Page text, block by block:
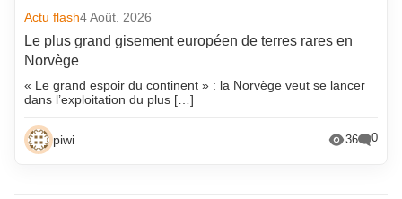
Actu flash4 Août. 2026
Le plus grand gisement européen de terres rares en
Norvège
« Le grand espoir du continent » : la Norvège veut se lancer
dans l’exploitation du plus […]
piwi 36 0